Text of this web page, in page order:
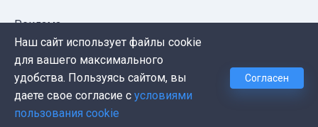
Реклама
Публичная оферта
Политика конфиденциальности
Контакты
Наш сайт использует файлы cookie
для вашего максимального
удобства. Пользуясь сайтом, вы
даете свое согласие с условиями
пользования cookie
Согласен